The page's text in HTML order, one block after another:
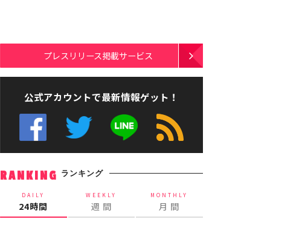
プレスリリース掲載サービス
公式アカウントで最新情報ゲット！
RANKING ランキング
DAILY
24時間
WEEKLY
週 間
MONTHLY
月 間